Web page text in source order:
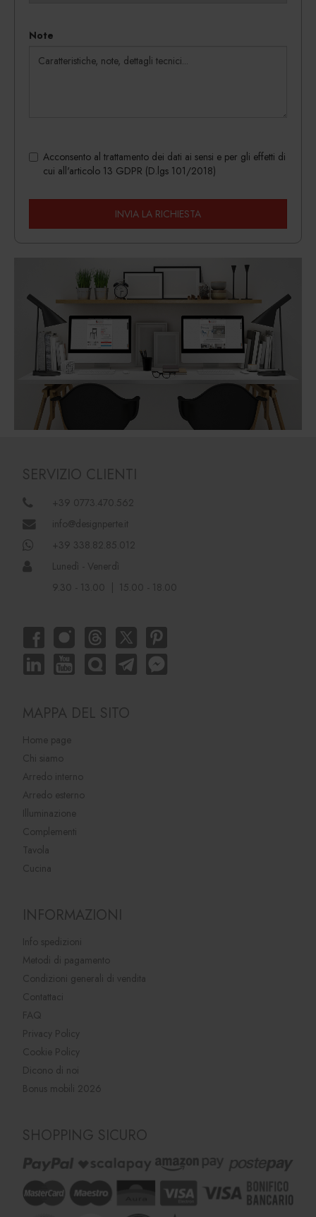
Note
Acconsento al trattamento dei dati ai sensi e per gli effetti di
cui all'articolo 13 GDPR (D.lgs 101/2018)
INVIA LA RICHIESTA
SERVIZIO CLIENTI
+39 0773.470.562
info@designperte.it
+39 338.82.85.012
Lunedì - Venerdì
9.30 - 13.00 | 15.00 - 18.00
MAPPA DEL SITO
Home page
Chi siamo
Arredo interno
Arredo esterno
Illuminazione
Complementi
Tavola
Cucina
INFORMAZIONI
Info spedizioni
Metodi di pagamento
Condizioni generali di vendita
Contattaci
FAQ
Privacy Policy
Cookie Policy
Dicono di noi
Bonus mobili 2026
SHOPPING SICURO